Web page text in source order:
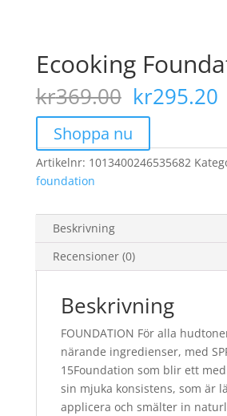
Ecooking
kr369.00 Det
priset
var:
kr369.00.
kr295.20
Shoppa nu
Artikelnr: 1013400246535682
foundation
Beskrivning
Recensioner (0)
Beskrivning
FOUNDATION För alla
närande ingredienser, med
15Foundation som blir ett
sin mjuka konsistens, som är
applicera och smälter in